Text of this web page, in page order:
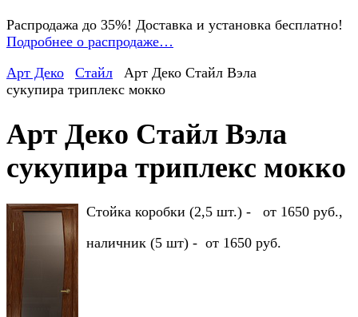
Распродажа до 35%! Доставка и установка бесплатно!
Подробнее о распродаже…
Арт Деко
Стайл
Арт Деко Стайл Вэла
сукупира триплекс мокко
Арт Деко Стайл Вэла
сукупира триплекс мокко
Стойка коробки (2,5 шт.) - от 1650 руб.,
наличник (5 шт) - от 1650 руб.